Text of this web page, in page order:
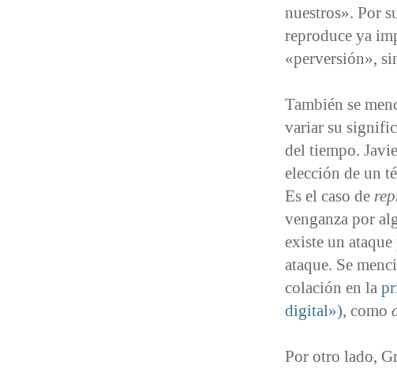
nuestros». Por
reproduce ya
«perversión»,
También se
variar su
del tiempo.
elección de un
Es el caso de
venganza por
existe un
ataque. Se
colación en la
digital»), como
Por otro lado,